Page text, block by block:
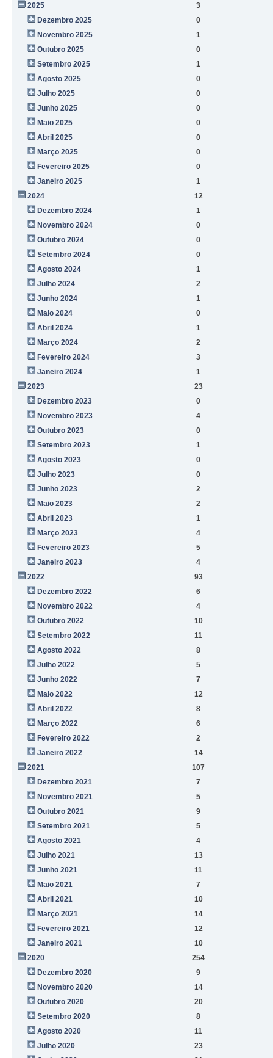
2025
3
Dezembro 2025
0
Novembro 2025
1
Outubro 2025
0
Setembro 2025
1
Agosto 2025
0
Julho 2025
0
Junho 2025
0
Maio 2025
0
Abril 2025
0
Março 2025
0
Fevereiro 2025
0
Janeiro 2025
1
2024
12
Dezembro 2024
1
Novembro 2024
0
Outubro 2024
0
Setembro 2024
0
Agosto 2024
1
Julho 2024
2
Junho 2024
1
Maio 2024
0
Abril 2024
1
Março 2024
2
Fevereiro 2024
3
Janeiro 2024
1
2023
23
Dezembro 2023
0
Novembro 2023
4
Outubro 2023
0
Setembro 2023
1
Agosto 2023
0
Julho 2023
0
Junho 2023
2
Maio 2023
2
Abril 2023
1
Março 2023
4
Fevereiro 2023
5
Janeiro 2023
4
2022
93
Dezembro 2022
6
Novembro 2022
4
Outubro 2022
10
Setembro 2022
11
Agosto 2022
8
Julho 2022
5
Junho 2022
7
Maio 2022
12
Abril 2022
8
Março 2022
6
Fevereiro 2022
2
Janeiro 2022
14
2021
107
Dezembro 2021
7
Novembro 2021
5
Outubro 2021
9
Setembro 2021
5
Agosto 2021
4
Julho 2021
13
Junho 2021
11
Maio 2021
7
Abril 2021
10
Março 2021
14
Fevereiro 2021
12
Janeiro 2021
10
2020
254
Dezembro 2020
9
Novembro 2020
14
Outubro 2020
20
Setembro 2020
8
Agosto 2020
11
Julho 2020
23